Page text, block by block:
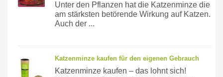
Unter den Pflanzen hat die Katzenminze die
am stärksten betörende Wirkung auf Katzen.
Auch der ...
Katzenminze kaufen für den eigenen Gebrauch
Katzenminze kaufen – das lohnt sich!